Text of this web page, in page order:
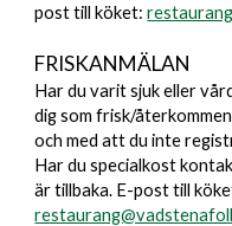
post till köket:
FRISKANMÄLAN
Har du varit sjuk eller
dig som frisk/
och med att du inte
Har du specialkost
är tillbaka. E-post till